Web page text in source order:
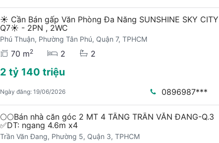
☀️ Cần Bán gấp Văn Phòng Đa Năng SUNSHINE SKY CITY
Q7☀️ - 2PN , 2WC
Phú Thuận, Phường Tân Phú, Quận 7, TPHCM
70 m2 2 2
2 tỷ 140 triệu
Ngày đăng: 19/06/2026 0896987***
🌕🌕Bán nhà căn góc 2 MT 4 TẦNG TRẦN VĂN ĐANG-Q.3
✅DT: ngang 4.6m x4
Trần Văn Đang, Phường 5, Quận 3, TPHCM